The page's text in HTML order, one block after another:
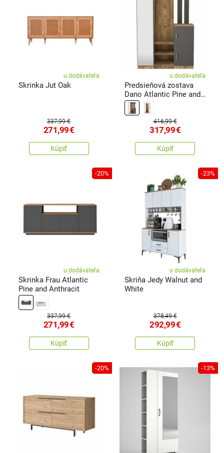
u dodávateľa
Skrinka Jut Oak
337,99 €
271,99€
Kúpiť
u dodávateľa
Predsieňová zostava
Dano Atlantic Pine and
Anthracite
416,99 €
317,99€
Kúpiť
-20%
u dodávateľa
Skrinka Frau Atlantic
Pine and Anthracit
337,99 €
271,99€
Kúpiť
-23%
u dodávateľa
Skriňa Jedy Walnut and
White
378,49 €
292,99€
Kúpiť
-20% -13%